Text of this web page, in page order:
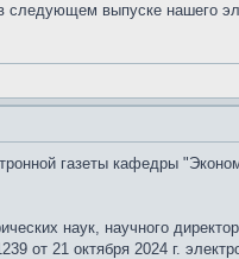
выпуске нашего
газеты кафедры
наук, научного
от 21 октября 2024 г.